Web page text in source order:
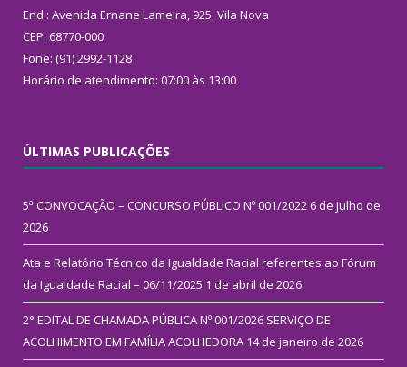
End.: Avenida Ernane Lameira, 925, Vila Nova
CEP: 68770-000
Fone: (91) 2992-1128
Horário de atendimento: 07:00 às 13:00
ÚLTIMAS PUBLICAÇÕES
5ª CONVOCAÇÃO – CONCURSO PÚBLICO Nº 001/2022 6 de julho de
2026
Ata e Relatório Técnico da Igualdade Racial referentes ao Fórum
da Igualdade Racial – 06/11/2025 1 de abril de 2026
2° EDITAL DE CHAMADA PÚBLICA Nº 001/2026 SERVIÇO DE
ACOLHIMENTO EM FAMÍLIA ACOLHEDORA 14 de janeiro de 2026